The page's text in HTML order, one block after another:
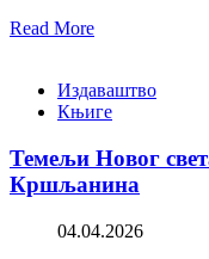
Read More
Издаваштво
Књиге
Темељи Новог
Кршљанина
04.04.2026